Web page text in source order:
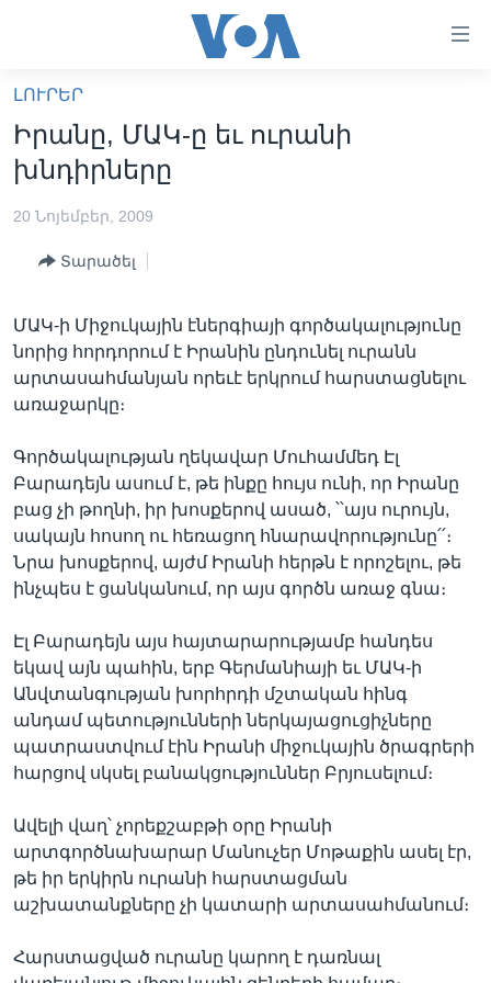
հիմնական
բովանդակությանը
անցնել
հիմնական
բովանդակությանը
բովանդակություն
ԼՈՒՐԵՐ
ՖԻԼՄԵՐ
IN ENGLISH
ՄԵՐ ՄԱՍԻՆ
«ԱՄԵՐԻԿԱՅԻ ՁԱՅՆ»-Ի ԿԱՆՈՆԱԴՐՈՒԹՅՈՒՆ
ՈՒԿՐԱԻՆԱԿԱՆ ՊԱՏԵՐԱԶՄ
Learning English
ՀԵՏԵՒԵՔ ՄԵԶ
Լեզուներ
ԼՈՒՐԵՐ
Իրանը, ՄԱԿ-ը եւ ուրանի
խնդիրները
20 Նոյեմբեր, 2009
Տարածել
ՄԱԿ-ի Միջուկային էներգիայի գործակալությունը
նորից հորդորում է Իրանին ընդունել ուրանն
արտասահմանյան որեւէ երկրում հարստացնելու
առաջարկը։
Գործակալության ղեկավար Մուհամմեդ Էլ
Բարադեյն ասում է, թե ինքը հույս ունի, որ Իրանը
բաց չի թողնի, իր խոսքերով ասած, ՝՝այս ուրույն,
սակայն հոսող ու հեռացող հնարավորությունը՛՛։
Նրա խոսքերով, այժմ Իրանի հերթն է որոշելու, թե
ինչպես է ցանկանում, որ այս գործն առաջ գնա։
Էլ Բարադեյն այս հայտարարությամբ հանդես
եկավ այն պահին, երբ Գերմանիայի եւ ՄԱԿ-ի
Անվտանգության խորհրդի մշտական հինգ
անդամ պետությունների ներկայացուցիչները
պատրաստվում էին Իրանի միջուկային ծրագրերի
հարցով սկսել բանակցություններ Բրյուսելում։
Ավելի վաղ՝ չորեքշաբթի օրը Իրանի
արտգործնախարար Մանուչեր Մոթաքին ասել էր,
թե իր երկիրն ուրանի հարստացման
աշխատանքները չի կատարի արտասահմանում։
Հարստացված ուրանը կարող է դառնալ